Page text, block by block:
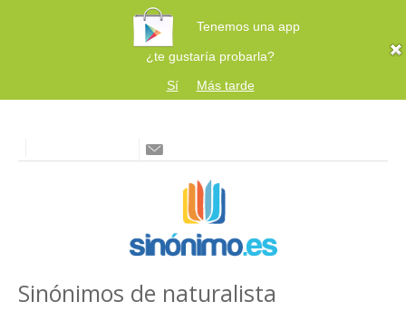
Tenemos una app
¿te gustaría probarla?
Sí
Más tarde
Sinónimos de naturalista